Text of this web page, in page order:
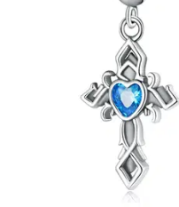
Bijuterii argint placat cu aur
Bijuterii argint cu diverse
Bijuterii argint cu murano
Bijuterii gotice si rock
Bijuterii Handmade
Bijuterii fantezie
Casete si cutii de bijuterii
Bijuterii tungsten